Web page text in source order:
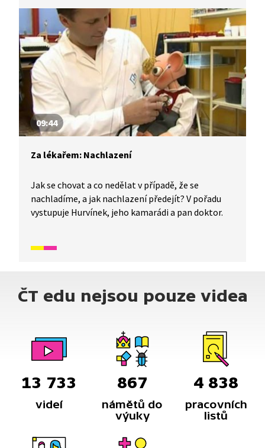
09:44
Za lékařem: Nachlazení
Jak se chovat a co nedělat v případě, že se
nachladíme, a jak nachlazení předejít? V pořadu
vystupuje Hurvínek, jeho kamarádi a pan doktor.
ČT edu nejsou pouze videa
13 733
videí
867
námětů do
výuky
4 838
pracovních
listů